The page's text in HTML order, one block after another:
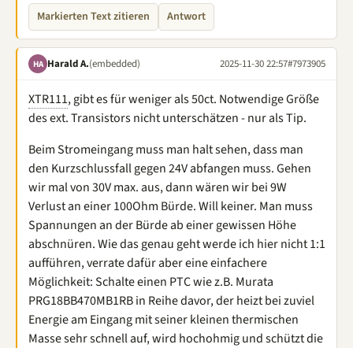
Markierten Text zitieren Antwort
HA Harald A.(embedded) 2025-11-30 22:57#7973905
XTR111, gibt es für weniger als 50ct. Notwendige Größe
des ext. Transistors nicht unterschätzen - nur als Tip.
Beim Stromeingang muss man halt sehen, dass man
den Kurzschlussfall gegen 24V abfangen muss. Gehen
wir mal von 30V max. aus, dann wären wir bei 9W
Verlust an einer 100Ohm Bürde. Will keiner. Man muss
Spannungen an der Bürde ab einer gewissen Höhe
abschnüren. Wie das genau geht werde ich hier nicht 1:1
aufführen, verrate dafür aber eine einfachere
Möglichkeit: Schalte einen PTC wie z.B. Murata
PRG18BB470MB1RB in Reihe davor, der heizt bei zuviel
Energie am Eingang mit seiner kleinen thermischen
Masse sehr schnell auf, wird hochohmig und schützt die